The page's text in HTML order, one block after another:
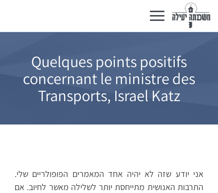
Basculer
la
navigation
Quelques points positifs
concernant le ministre des
Transports, Israel Katz
אני יודע שזה לא יהיה אחד המאמרים הפופולריים שלי.
התרבות האנושית מתייחסת יותר לשלילה מאשר לחיוב. אם